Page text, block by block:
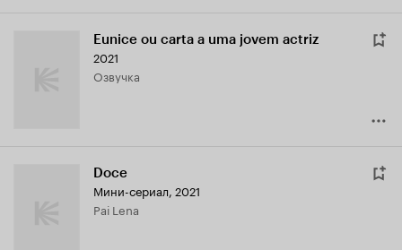
Eunice ou carta a uma jovem actriz
2021
озвучка
Doce
Мини-сериал, 2021
Pai Lena